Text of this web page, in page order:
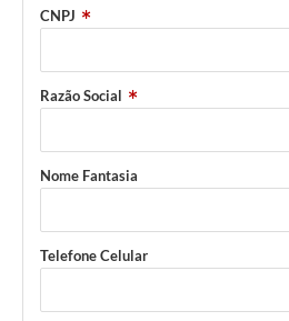
CNPJ
Razão Social
Nome Fantasia
Telefone Celular